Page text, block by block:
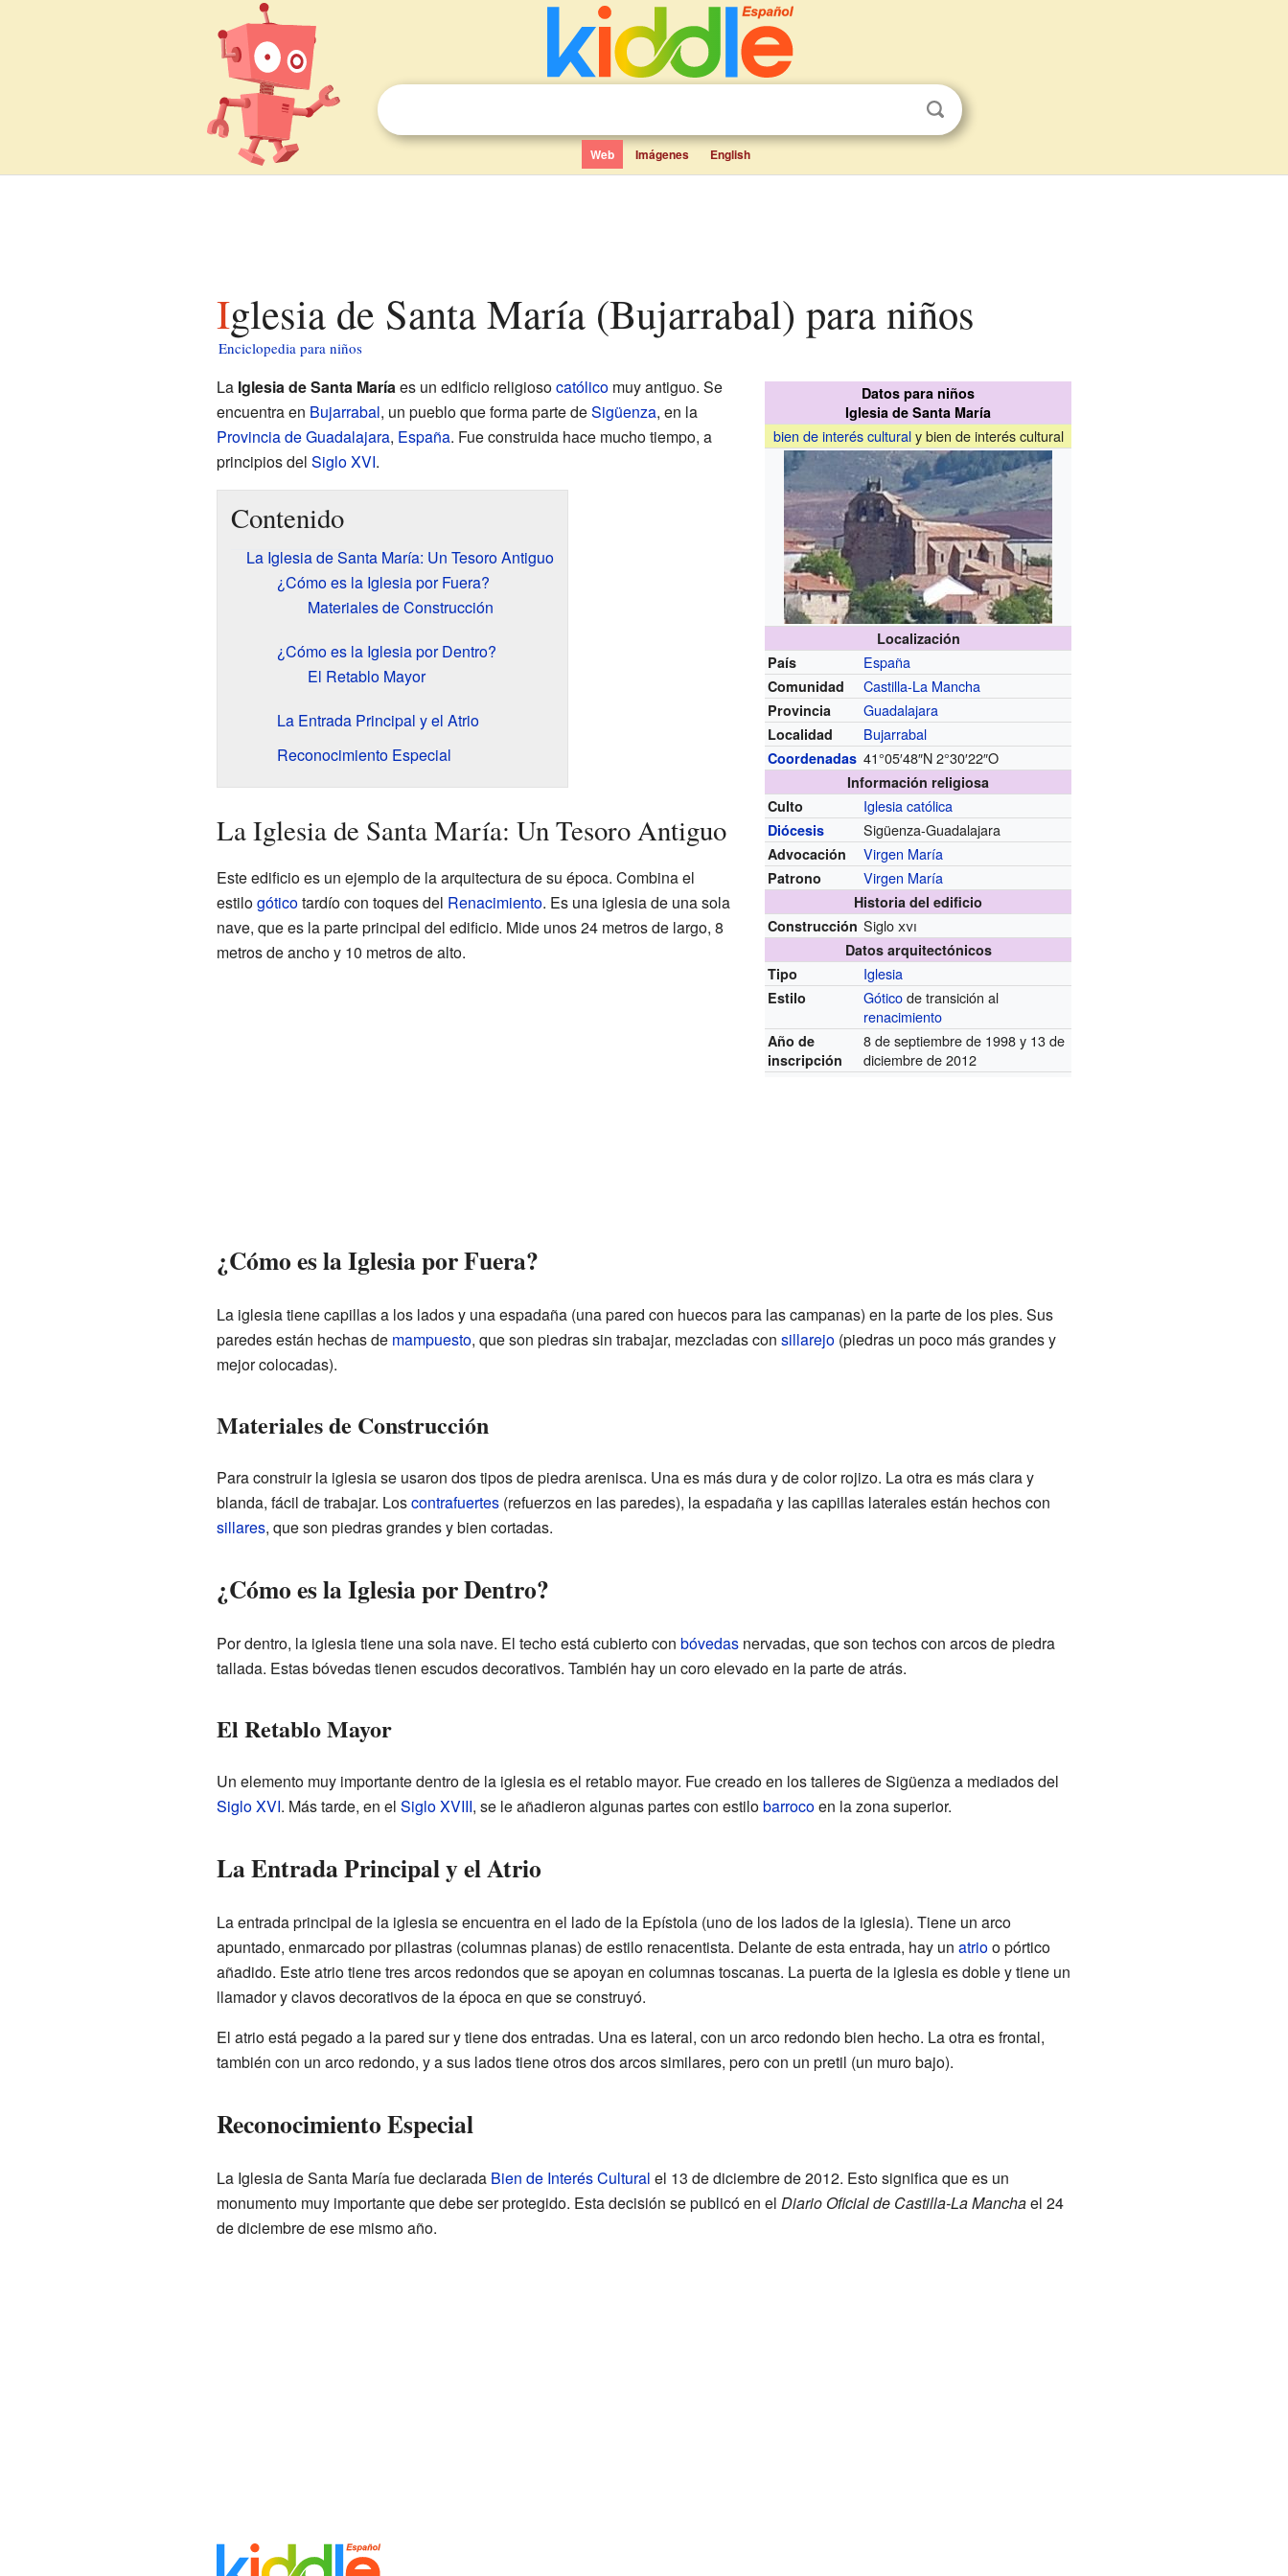
Web Imágenes English
Iglesia de Santa María (Bujarrabal) para niños
Enciclopedia para niños
Datos para niños
Iglesia de Santa María
bien de interés culturaly bien de interés cultural
Localización
País
España
Comunidad Castilla-La Mancha
Provincia Guadalajara
Localidad Bujarrabal
Coordenadas 41°05′48″N 2°30′22″O
Información religiosa
Culto
Iglesia católica
Diócesis Sigüenza-Guadalajara
Advocación Virgen María
Patrono Virgen María
Historia del edificio
Construcción Sigloxvi
Datos arquitectónicos
Tipo
Iglesia
Estilo Góticode transición al
renacimiento
Año de
inscripción
8 de septiembre de 1998 y 13 de
diciembre de 2012
La Iglesia de Santa Maríaes un edificio religiosocatólicomuy antiguo. Se
encuentra en Bujarrabal, un pueblo que forma parte deSigüenza, en la
Provincia de Guadalajara, España. Fue construida hace mucho tiempo, a
principios del Siglo XVI.
Contenido
La Iglesia de Santa María: Un Tesoro Antiguo
¿Cómo es la Iglesia por Fuera?
Materiales de Construcción
¿Cómo es la Iglesia por Dentro?
El Retablo Mayor
La Entrada Principal y el Atrio
Reconocimiento Especial
La Iglesia de Santa María: Un Tesoro Antiguo
Este edificio es un ejemplo de la arquitectura de su época. Combina el
estilogóticotardío con toques del Renacimiento. Es una iglesia de una sola
nave, que es la parte principal del edificio. Mide unos 24 metros de largo, 8
metros de ancho y 10 metros de alto.
¿Cómo es la Iglesia por Fuera?
La iglesia tiene capillas a los lados y una espadaña (una pared con huecos para las campanas) en la parte de los pies. Sus
paredes están hechas de mampuesto, que son piedras sin trabajar, mezcladas con sillarejo(piedras un poco más grandes y
mejor colocadas).
Materiales de Construcción
Para construir la iglesia se usaron dos tipos de piedra arenisca. Una es más dura y de color rojizo. La otra es más clara y
blanda, fácil de trabajar. Loscontrafuertes(refuerzos en las paredes), la espadaña y las capillas laterales están hechos con
sillares, que son piedras grandes y bien cortadas.
¿Cómo es la Iglesia por Dentro?
Por dentro, la iglesia tiene una sola nave. El techo está cubierto con bóvedasnervadas, que son techos con arcos de piedra
tallada. Estas bóvedas tienen escudos decorativos. También hay un coro elevado en la parte de atrás.
El Retablo Mayor
Un elemento muy importante dentro de la iglesia es el retablo mayor. Fue creado en los talleres de Sigüenza a mediados del
Siglo XVI. Más tarde, en el Siglo XVIII, se le añadieron algunas partes con estilobarrocoen la zona superior.
La Entrada Principal y el Atrio
La entrada principal de la iglesia se encuentra en el lado de la Epístola (uno de los lados de la iglesia). Tiene un arco
apuntado, enmarcado por pilastras (columnas planas) de estilo renacentista. Delante de esta entrada, hay un atrioo pórtico
añadido. Este atrio tiene tres arcos redondos que se apoyan en columnas toscanas. La puerta de la iglesia es doble y tiene un
llamador y clavos decorativos de la época en que se construyó.
El atrio está pegado a la pared sur y tiene dos entradas. Una es lateral, con un arco redondo bien hecho. La otra es frontal,
también con un arco redondo, y a sus lados tiene otros dos arcos similares, pero con un pretil (un muro bajo).
Reconocimiento Especial
La Iglesia de Santa María fue declarada Bien de Interés Cultural el 13 de diciembre de 2012. Esto significa que es un
monumento muy importante que debe ser protegido. Esta decisión se publicó en el Diario Oficial de Castilla-La Manchael 24
de diciembre de ese mismo año.